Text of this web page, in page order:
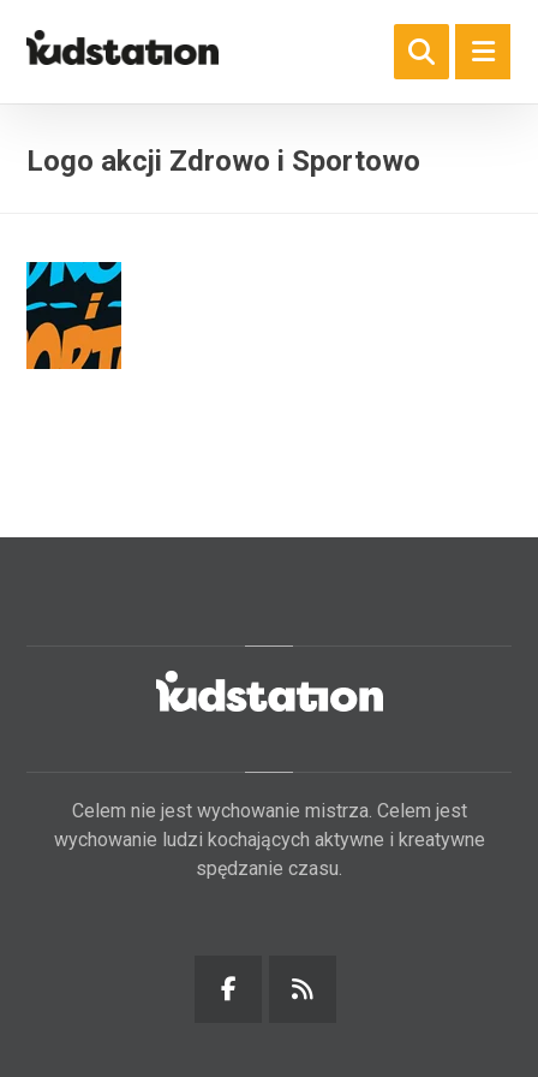
Logo akcji Zdrowo i Sportowo
Celem nie jest wychowanie mistrza. Celem jest
wychowanie ludzi kochających aktywne i kreatywne
spędzanie czasu.